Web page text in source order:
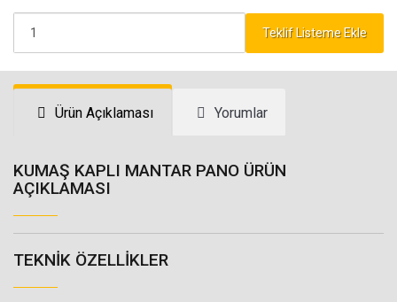
Teklif Listeme Ekle
Ürün Açıklaması Yorumlar
KUMAŞ KAPLI MANTAR PANO ÜRÜN
AÇIKLAMASI
TEKNIK ÖZELLIKLER